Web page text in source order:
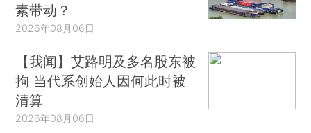
素带动？
2026年08月06日
【我闻】艾路明及多名股东被
拘 当代系创始人因何此时被
清算
2026年08月06日